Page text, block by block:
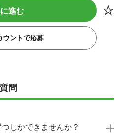
進む
ウントで応募
問
しかできませんか？